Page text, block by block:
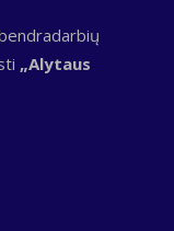
„Alytaus